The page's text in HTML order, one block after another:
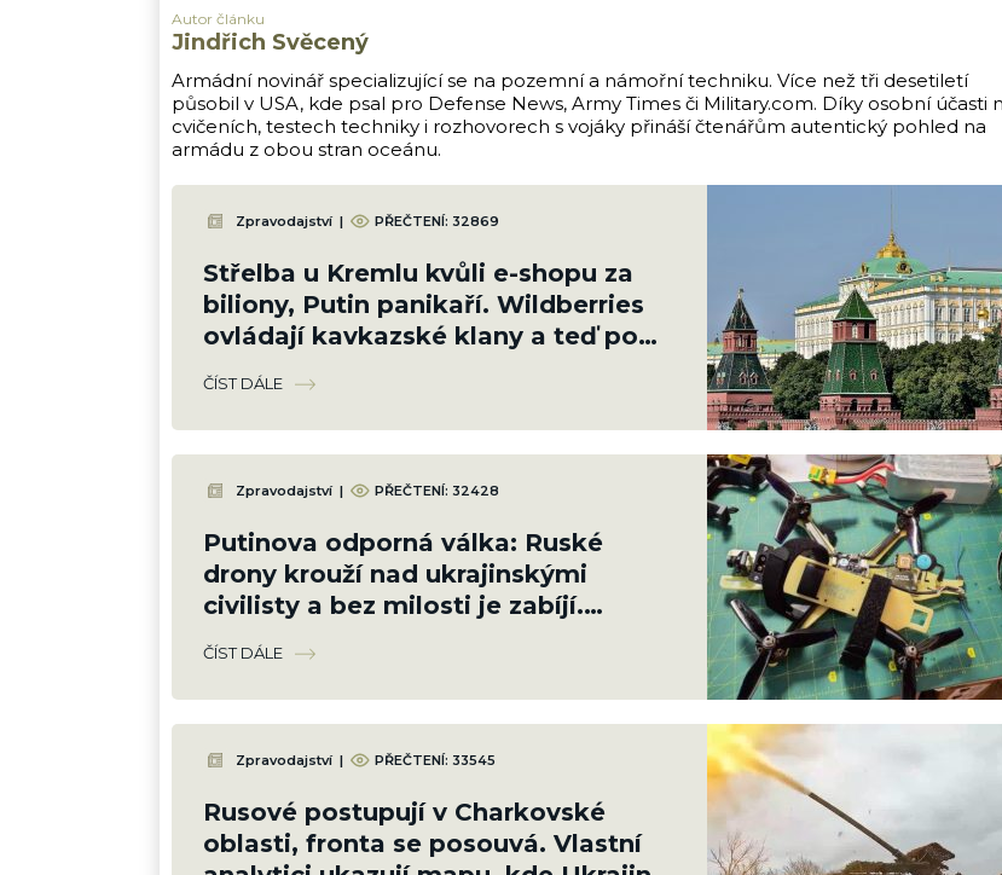
Autor článku
Jindřich Svěcený
Armádní novinář specializující se na pozemní a námořní techniku. Více než tři desetiletí
působil v USA, kde psal pro Defense News, Army Times či Military.com. Díky osobní účasti
cvičeních, testech techniky i rozhovorech s vojáky přináší čtenářům autentický pohled na
armádu z obou stran oceánu.
Zpravodajství | PŘEČTENÍ: 32869
Střelba u Kremlu kvůli e-shopu za
biliony, Putin panikaří. Wildberries
ovládají kavkazské klany a teď po
něm jde i Kyjev
ČÍST DÁLE
Zpravodajství | PŘEČTENÍ: 32428
Putinova odporná válka: Ruské
drony krouží nad ukrajinskými
civilisty a bez milosti je zabíjí.
Bezmála 1 000 mrtvých, z toho 179
dětí
ČÍST DÁLE
Zpravodajství | PŘEČTENÍ: 33545
Rusové postupují v Charkovské
oblasti, fronta se posouvá. Vlastní